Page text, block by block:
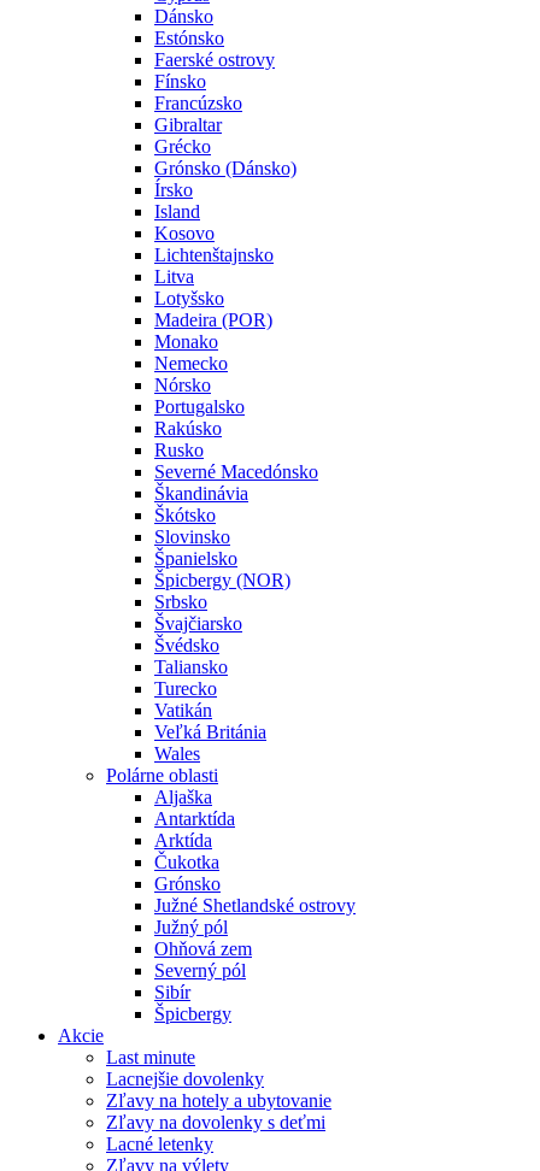
Dánsko
Estónsko
Faerské ostrovy
Fínsko
Francúzsko
Gibraltar
Grécko
Grónsko (Dánsko)
Írsko
Island
Kosovo
Lichtenštajnsko
Litva
Lotyšsko
Madeira (POR)
Monako
Nemecko
Nórsko
Portugalsko
Rakúsko
Rusko
Severné Macedónsko
Škandinávia
Škótsko
Slovinsko
Španielsko
Špicbergy (NOR)
Srbsko
Švajčiarsko
Švédsko
Taliansko
Turecko
Vatikán
Veľká Británia
Wales
Polárne oblasti
Aljaška
Antarktída
Arktída
Čukotka
Grónsko
Južné Shetlandské ostrovy
Južný pól
Ohňová zem
Severný pól
Sibír
Špicbergy
Akcie
Last minute
Lacnejšie dovolenky
Zľavy na hotely a ubytovanie
Zľavy na dovolenky s deťmi
Lacné letenky
Zľavy na výlety